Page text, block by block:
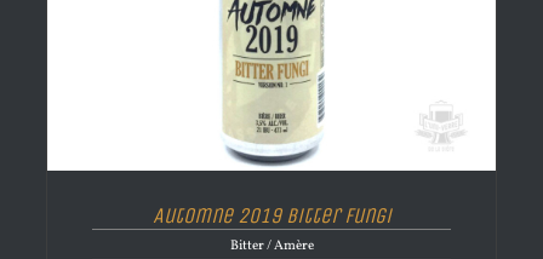
Automne 2019 Bitter Fungi
Bitter / Amère